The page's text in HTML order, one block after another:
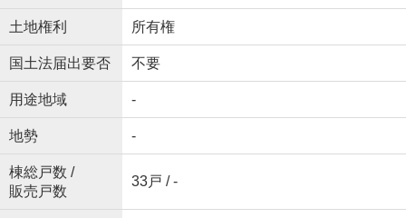
土地権利 所有権
国土法届出要否 不要
用途地域 -
地勢 -
棟総戸数 /
販売戸数
33戸 / -